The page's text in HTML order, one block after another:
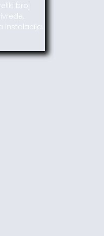
broj
instalacija.